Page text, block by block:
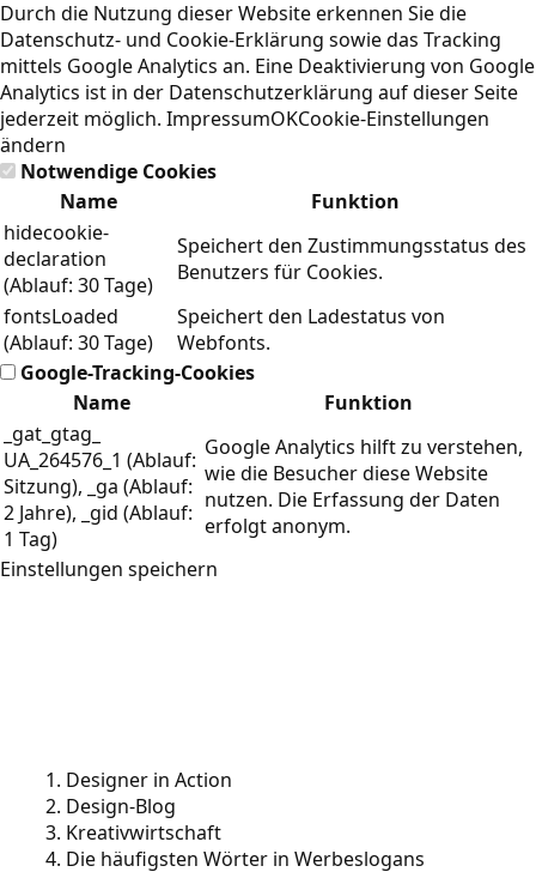
Durch die Nutzung dieser Website erkennen Sie die
Datenschutz- und Cookie-Erklärung sowie das Tracking
mittels Google Analytics an. Eine Deaktivierung von Google
Analytics ist in der Datenschutzerklärung auf dieser Seite
jederzeit möglich. ImpressumOKCookie-Einstellungen
ändern
Notwendige Cookies
Name
Funktion
hidecookie-
declaration
(Ablauf: 30 Tage)
Speichert den Zustimmungsstatus des
Benutzers für Cookies.
fontsLoaded
(Ablauf: 30 Tage)
Speichert den Ladestatus von
Webfonts.
Google-Tracking-Cookies
Name
Funktion
_gat_gtag_
UA_264576_1 (Ablauf:
Sitzung), _ga (Ablauf:
2 Jahre), _gid (Ablauf:
1 Tag)
Google Analytics hilft zu verstehen,
wie die Besucher diese Website
nutzen. Die Erfassung der Daten
erfolgt anonym.
Einstellungen speichern
Designer in Action
Design-Blog
Kreativwirtschaft
Die häufigsten Wörter in Werbeslogans